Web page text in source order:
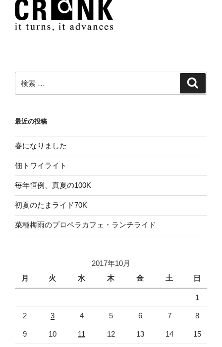
索:
最近の投稿
春になりました
佃トワイライト
毎年恒例、真夏の100K
初夏のたまライド70K
菜種梅雨のプロペラカフェ・ランチライド
2017年10月
月
火 水 木 金 土 日
1
2 3 4 5 6 7 8
9 10 11 12 13 14 15